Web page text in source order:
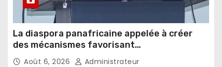
La diaspora panafricaine appelée à créer
des mécanismes favorisant
l’investissement dans les pays d’origine
Août 6, 2026 Administrateur